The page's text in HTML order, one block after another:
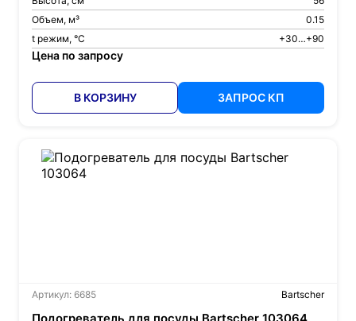
Объем, м³
0.15
t режим, °С
+30…+90
Цена по запросу
В КОРЗИНУ ЗАПРОС КП
Артикул: 6685 Bartscher